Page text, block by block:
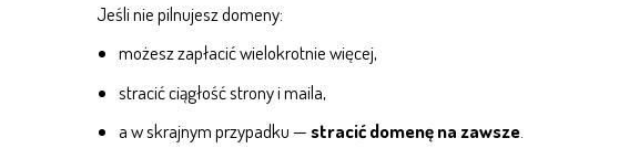
Jeśli nie pilnujesz domeny:
możesz zapłacić wielokrotnie więcej,
stracić ciągłość strony i maila,
a w skrajnym przypadku —stracić domenę na zawsze